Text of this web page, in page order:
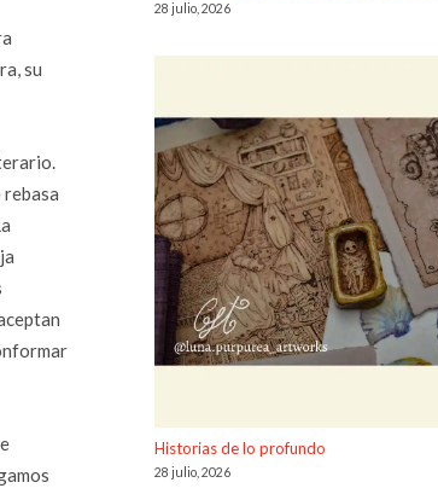
su
rebasa
28 julio, 2026
Historias de lo profundo
28 julio, 2026